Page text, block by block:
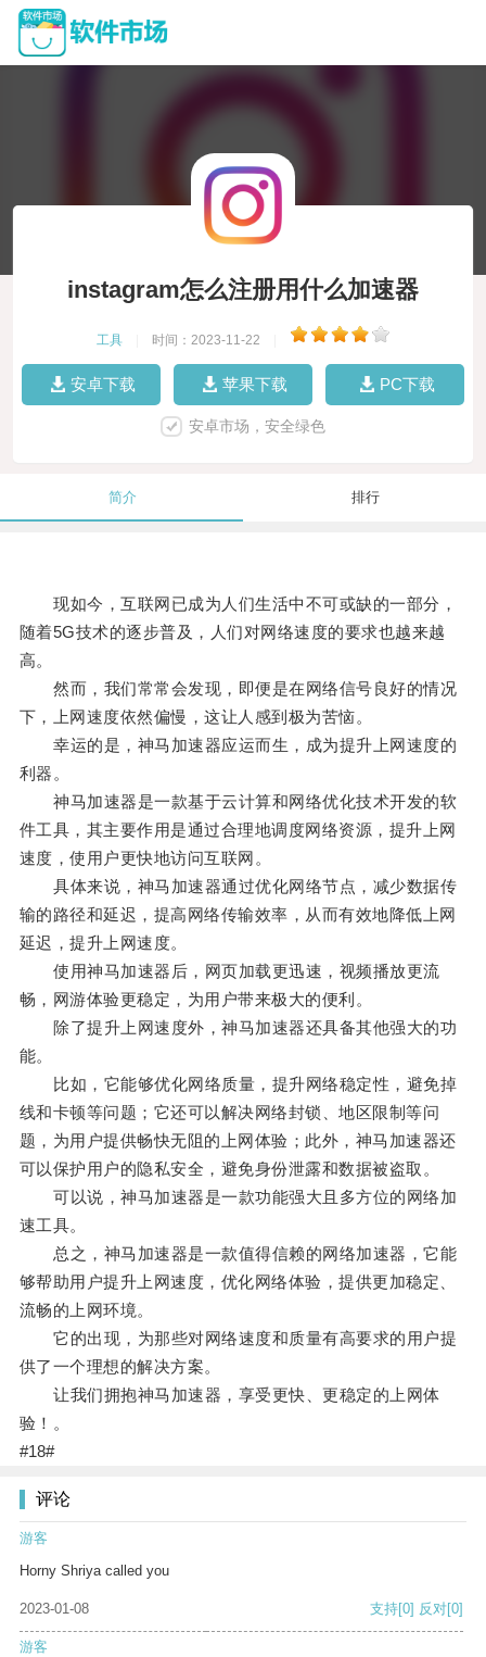
instagram怎么注册用什么加速器
工具 时间：2023-11-22
安卓下载 苹果下载 PC下载
安卓市场，安全绿色
简介 排行
现如今，互联网已成为人们生活中不可或缺的一部分，
随着5G技术的逐步普及，人们对网络速度的要求也越来越
高。
然而，我们常常会发现，即便是在网络信号良好的情况
下，上网速度依然偏慢，这让人感到极为苦恼。
幸运的是，神马加速器应运而生，成为提升上网速度的
利器。
神马加速器是一款基于云计算和网络优化技术开发的软
件工具，其主要作用是通过合理地调度网络资源，提升上网
速度，使用户更快地访问互联网。
具体来说，神马加速器通过优化网络节点，减少数据传
输的路径和延迟，提高网络传输效率，从而有效地降低上网
延迟，提升上网速度。
使用神马加速器后，网页加载更迅速，视频播放更流
畅，网游体验更稳定，为用户带来极大的便利。
除了提升上网速度外，神马加速器还具备其他强大的功
能。
比如，它能够优化网络质量，提升网络稳定性，避免掉
线和卡顿等问题；它还可以解决网络封锁、地区限制等问
题，为用户提供畅快无阻的上网体验；此外，神马加速器还
可以保护用户的隐私安全，避免身份泄露和数据被盗取。
可以说，神马加速器是一款功能强大且多方位的网络加
速工具。
总之，神马加速器是一款值得信赖的网络加速器，它能
够帮助用户提升上网速度，优化网络体验，提供更加稳定、
流畅的上网环境。
它的出现，为那些对网络速度和质量有高要求的用户提
供了一个理想的解决方案。
让我们拥抱神马加速器，享受更快、更稳定的上网体
验！。
#18#
评论
游客
Horny Shriya called you
2023-01-08 支持[0] 反对[0]
游客